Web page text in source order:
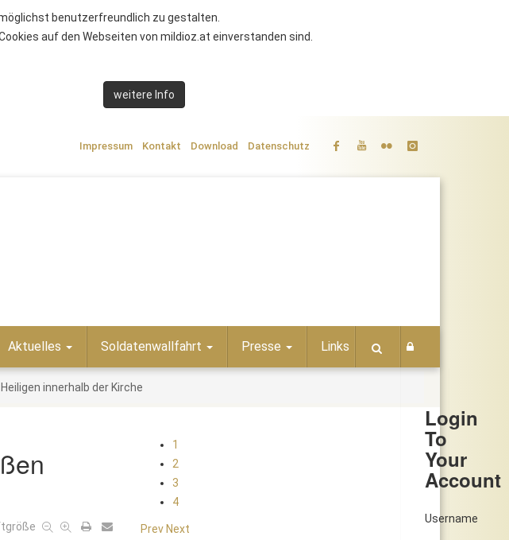
benutzerfreundlich zu gestalten.
auf den Webseiten von mildioz.at einverstanden sind.
weitere Info
Impressum Kontakt Download Datenschutz
Login
To
Your
Account
Username
Aktuelles Soldatenwallfahrt Presse Links
innerhalb der Kirche
1
2
3
4
Prev Next